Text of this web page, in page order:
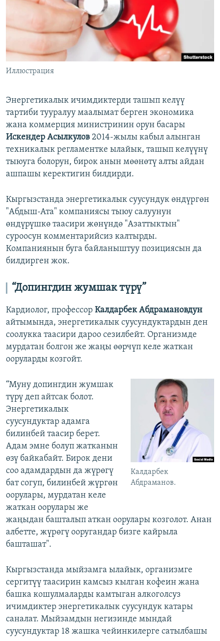
Иллюстрация
Энергетикалык ичимдиктерди ташып келүү
тартиби тууралуу маалымат берген экономика
жана коммерция министринин орун басары
Искендер Асылкулов 2014-жылы кабыл алынган
техникалык регламентке ылайык, ташып келүүнү
тыюуга болорун, бирок анын мөөнөтү алты айдан
ашпашы керектигин билдирди.
Кыргызстанда энергетикалык суусундук өндүргөн
"Абдыш-Ата" компаниясы тыюу салуунун
өндүрүшкө таасири жөнүндө "Азаттыктын"
суроосун комментарийсиз калтырды.
Компаниянын буга байланыштуу позициясын да
билдирген жок.
“Допингдин жумшак түрү”
Кардиолог, профессор Калдарбек Абдрамановдун
айтымында, энергетикалык суусундуктардын ден
соолукка таасири дароо сезилбейт. Организмде
мурдатан болгон же жаңы өөрчүп келе жаткан
ооруларды козгойт.
Калдарбек
Абдраманов.
“Муну допингдин жумшак
түрү деп айтсак болот.
Энергетикалык
суусундуктар адамга
билинбей таасир берет.
Адам эмне болуп жатканын
өзү байкабайт. Бирок дени
соо адамдардын да жүрөгү
бат согуп, билинбей жүргөн
оорулары, мурдатан келе
жаткан оорулары же
жаңыдан башталып аткан оорулары козголот. Анан
албетте, жүрөгү ооругандар бизге кайрыла
башташат".
Кыргызстанда мыйзамга ылайык, организмге
сергитүү таасирин камсыз кылган кофеин жана
башка кошулмаларды камтыган алкоголсуз
ичимдиктер энергетикалык суусундук катары
саналат. Мыйзамдын негизинде мындай
суусундуктар 18 жашка чейинкилерге сатылбашы